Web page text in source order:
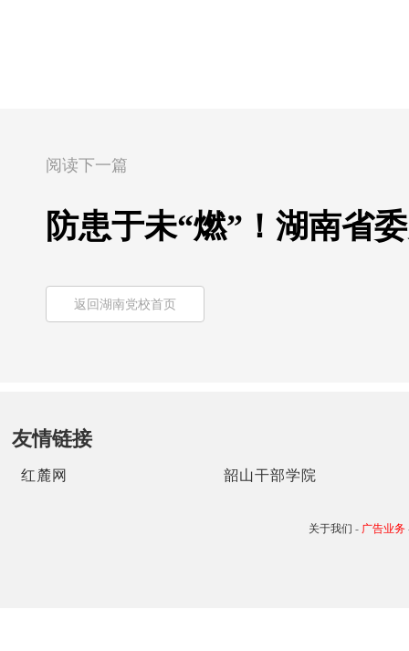
阅读下一篇
防患于未“燃”！湖南省
返回湖南党校首页
友情链接
红麓网 韶山干部学院
关于我们 - 广告业务